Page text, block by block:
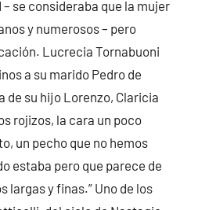
se consideraba que la mujer
y numerosos – pero
Lucrecia Tornabuoni
a su marido Pedro de
de su hijo Lorenzo, Claricia
rojizos, la cara un poco
un pecho que no hemos
estaba pero que parece de
largas y finas.” Uno de los